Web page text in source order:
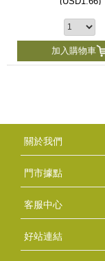
加入購物車
關於我們
公司簡介
品牌故事
最新消息
隱私權聲明
版權聲明
門市據點
總部
北區
中區
南區
東區
海外
客服中心
會員等級
購物流程
訂單查詢
常見問題
海外訂購流程
連絡我們
下載專區
紅利點數
好站連結